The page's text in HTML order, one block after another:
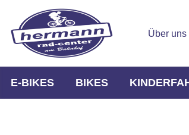
Über uns
E-BIKES BIKES